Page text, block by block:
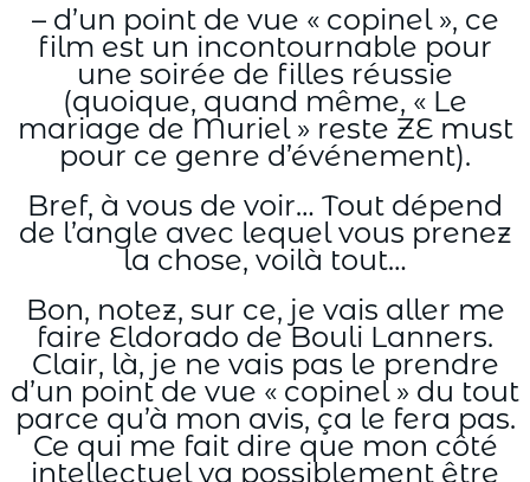
– d’un point de vue « copinel », ce
film est un incontournable pour
une soirée de filles réussie
(quoique, quand même, « Le
mariage de Muriel » reste ZE must
pour ce genre d’événement).
Bref, à vous de voir… Tout dépend
de l’angle avec lequel vous prenez
la chose, voilà tout…
Bon, notez, sur ce, je vais aller me
faire Eldorado de Bouli Lanners.
Clair, là, je ne vais pas le prendre
d’un point de vue « copinel » du tout
parce qu’à mon avis, ça le fera pas.
Ce qui me fait dire que mon côté
intellectuel va possiblement être